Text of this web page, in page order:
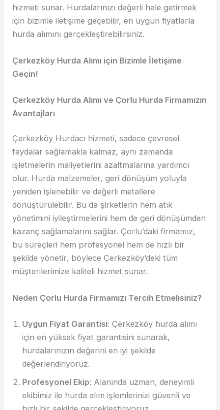
hizmeti sunar. Hurdalarınızı değerli hale getirmek
için bizimle iletişime geçebilir, en uygun fiyatlarla
hurda alımını gerçekleştirebilirsiniz.
Çerkezköy Hurda Alımı için Bizimle İletişime
Geçin!
Çerkezköy Hurda Alımı ve Çorlu Hurda Firmamızın
Avantajları
Çerkezköy Hurdacı hizmeti, sadece çevresel
faydalar sağlamakla kalmaz, aynı zamanda
işletmelerin maliyetlerini azaltmalarına yardımcı
olur. Hurda malzemeler, geri dönüşüm yoluyla
yeniden işlenebilir ve değerli metallere
dönüştürülebilir. Bu da şirketlerin hem atık
yönetimini iyileştirmelerini hem de geri dönüşümden
kazanç sağlamalarını sağlar. Çorlu’daki firmamız,
bu süreçleri hem profesyonel hem de hızlı bir
şekilde yönetir, böylece Çerkezköy’deki tüm
müşterilerimize kaliteli hizmet sunar.
Neden Çorlu Hurda Firmamızı Tercih Etmelisiniz?
Uygun Fiyat Garantisi: Çerkezköy hurda alımı
için en yüksek fiyat garantisini sunarak,
hurdalarınızın değerini en iyi şekilde
değerlendiriyoruz.
Profesyonel Ekip: Alanında uzman, deneyimli
ekibimiz ile hurda alım işlemlerinizi güvenli ve